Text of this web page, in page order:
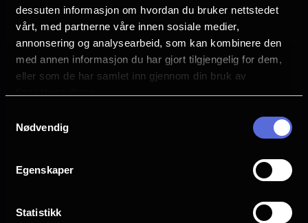
dessuten informasjon om hvordan du bruker nettstedet
vårt, med partnerne våre innen sosiale medier,
annonsering og analysearbeid, som kan kombinere den
med annen informasjon du har gjort tilgjengelig for dem,
eller som de har samlet inn gjennom din bruk av
Nødvendig
Egenskaper
Statistikk
Rollebesetning
Leonie Benesch
Sonja Riesen
Selma Aldin
Alireza Bayram
DE
Drama
Arthaus
Se mer